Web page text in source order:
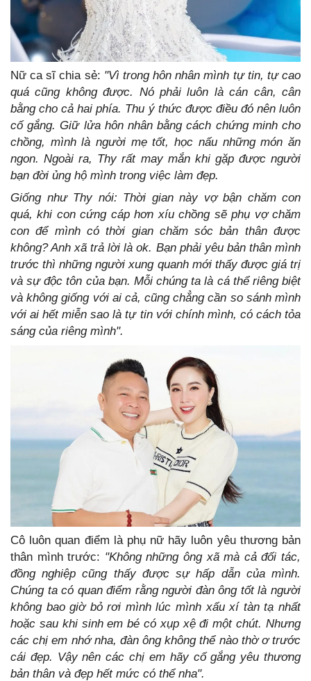
Nữ ca sĩ chia sẻ: "Vì trong hôn nhân mình tự tin, tự cao
quá cũng không được. Nó phải luôn là cán cân, cân
bằng cho cả hai phía. Thu ý thức được điều đó nên luôn
cố gắng. Giữ lửa hôn nhân bằng cách chứng minh cho
chồng, mình là người mẹ tốt, học nấu những món ăn
ngon. Ngoài ra, Thy rất may mắn khi gặp được người
bạn đời ủng hộ mình trong việc làm đẹp.
Giống như Thy nói: Thời gian này vợ bận chăm con
quá, khi con cứng cáp hơn xíu chồng sẽ phụ vợ chăm
con để mình có thời gian chăm sóc bản thân được
không? Anh xã trả lời là ok. Bạn phải yêu bản thân mình
trước thì những người xung quanh mới thấy được giá trị
và sự độc tôn của bạn. Mỗi chúng ta là cá thể riêng biệt
và không giống với ai cả, cũng chẳng cần so sánh mình
với ai hết miễn sao là tự tin với chính mình, có cách tỏa
sáng của riêng mình".
Cô luôn quan điểm là phụ nữ hãy luôn yêu thương bản
thân mình trước: "Không những ông xã mà cả đối tác,
đồng nghiệp cũng thấy được sự hấp dẫn của mình.
Chúng ta có quan điểm rằng người đàn ông tốt là người
không bao giờ bỏ rơi mình lúc mình xấu xí tàn tạ nhất
hoặc sau khi sinh em bé có xụp xệ đi một chút. Nhưng
các chị em nhớ nha, đàn ông không thể nào thờ ơ trước
cái đẹp. Vậy nên các chị em hãy cố gắng yêu thương
bản thân và đẹp hết mức có thể nha".